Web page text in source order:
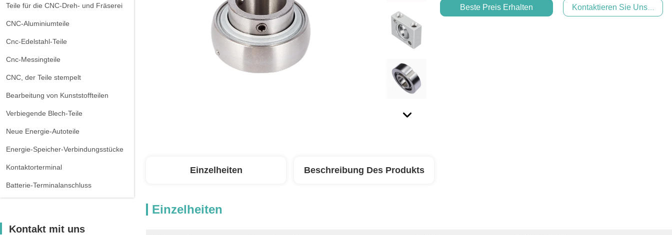
Teile für die CNC-Dreh- und Fräserei
CNC-Aluminiumteile
Cnc-Edelstahl-Teile
Cnc-Messingteile
CNC, der Teile stempelt
Bearbeitung von Kunststoffteilen
Verbiegende Blech-Teile
Neue Energie-Autoteile
Energie-Speicher-Verbindungsstücke
Kontaktorterminal
Batterie-Terminalanschluss
Kontakt mit uns
Beste Preis Erhalten Kontaktieren Sie Uns Jetzt
Einzelheiten Beschreibung Des Produkts
Einzelheiten